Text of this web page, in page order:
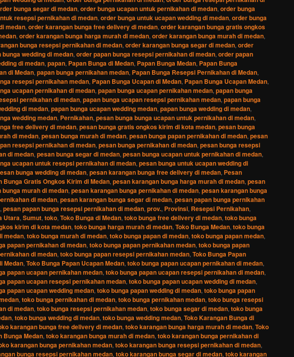
bunga segar di medan, order bunga ucapan untuk pernikahan di medan, order bunga
resepsi pernikahan di medan, order bunga untuk ucapan wedding di medan, order bunga
medan, order karangan bunga free delivery di medan, order karangan bunga gratis ongkos
, order karangan bunga harga murah di medan, order karangan bunga murah di medan,
bunga resepsi pernikahan di medan, order karangan bunga segar di medan, order
bunga wedding di medan, order papan bunga resepsi pernikahan di medan, order papan
di medan, papan, Papan Bunga di Medan, Papan Bunga Medan, Papan Bunga
di Medan, papan bunga pernikahan medan, Papan Bunga Resepsi Pernikahan di Medan,
resepsi pernikahan medan, Papan Bunga Ucapan di Medan, Papan Bunga Ucapan Medan,
ucapan pernikahan di medan, papan bunga ucapan pernikahan medan, papan bunga
pernikahan di medan, papan bunga ucapan resepsi pernikahan medan, papan bunga
di medan, papan bunga ucapan wedding medan, papan bunga wedding di medan,
wedding medan, Pernikahan, pesan bunga bunga ucapan untuk pernikahan di medan,
free delivery di medan, pesan bunga gratis ongkos kirim di kota medan, pesan bunga
di medan, pesan bunga murah di medan, pesan bunga papan pernikahan di medan, pesan
resepsi pernikahan di medan, pesan bunga pernikahan di medan, pesan bunga resepsi
di medan, pesan bunga segar di medan, pesan bunga ucapan untuk pernikahan di medan,
ucapan untuk resepsi pernikahan di medan, pesan bunga untuk ucapan wedding di
bunga wedding di medan, pesan karangan bunga free delivery di medan, Pesan
Bunga Gratis Ongkos Kirim di Medan, pesan karangan bunga harga murah di medan, pesan
bunga murah di medan, pesan karangan bunga pernikahan di medan, pesan karangan bunga
di medan, pesan karangan bunga segar di medan, pesan papan bunga pernikahan
, pesan papan bunga resepsi pernikahan di medan, prov., Provinsi, Resepsi Pernikahan,
Utara, Sumut, toko, Toko Bunga di Medan, toko bunga free delivery di medan, toko bunga
kirim di kota medan, toko bunga harga murah di medan, Toko Bunga Medan, toko bunga
medan, toko bunga murah di medan, toko bunga papan di medan, toko bunga papan medan,
papan pernikahan di medan, toko bunga papan pernikahan medan, toko bunga papan
di medan, toko bunga papan resepsi pernikahan medan, Toko Bunga Papan
Medan, Toko Bunga Papan Ucapan Medan, toko bunga papan ucapan pernikahan di medan,
papan ucapan pernikahan medan, toko bunga papan ucapan resepsi pernikahan di medan,
papan ucapan resepsi pernikahan medan, toko bunga papan ucapan wedding di medan,
papan ucapan wedding medan, toko bunga papan wedding di medan, toko bunga papan
, toko bunga pernikahan di medan, toko bunga pernikahan medan, toko bunga resepsi
di medan, toko bunga resepsi pernikahan medan, toko bunga segar di medan, toko bunga
, toko bunga wedding di medan, toko bunga wedding medan, Toko Karangan Bunga di
karangan bunga free delivery di medan, toko karangan bunga harga murah di medan, Toko
Bunga Medan, toko karangan bunga murah di medan, toko karangan bunga pernikahan di
karangan bunga pernikahan medan, toko karangan bunga resepsi pernikahan di medan,
bunga resepsi pernikahan medan, toko karangan bunga segar di medan, toko karangan